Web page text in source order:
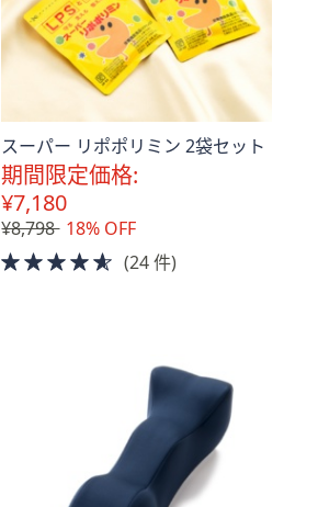
スーパー リポポリミン 2袋セット
期間限定価格:
¥7,180
¥8,798 18% OFF
4.5
(24 件)